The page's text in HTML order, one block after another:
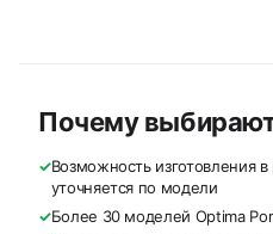
Почему
✓Возможность изготовления
уточняется по модели
✓Более 30 моделей Optima